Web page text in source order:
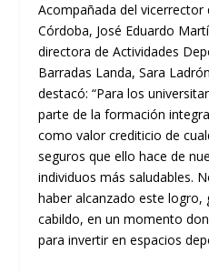
Acompañada del vicerrector
Córdoba, José Eduardo
directora de Actividades
Barradas Landa, Sara
destacó:“Para los
parte de la formación
como valor crediticio de
seguros que ello hace de
individuos más saludables. N
haber alcanzado este logro,
cabildo, en un momento
para invertir en espacios